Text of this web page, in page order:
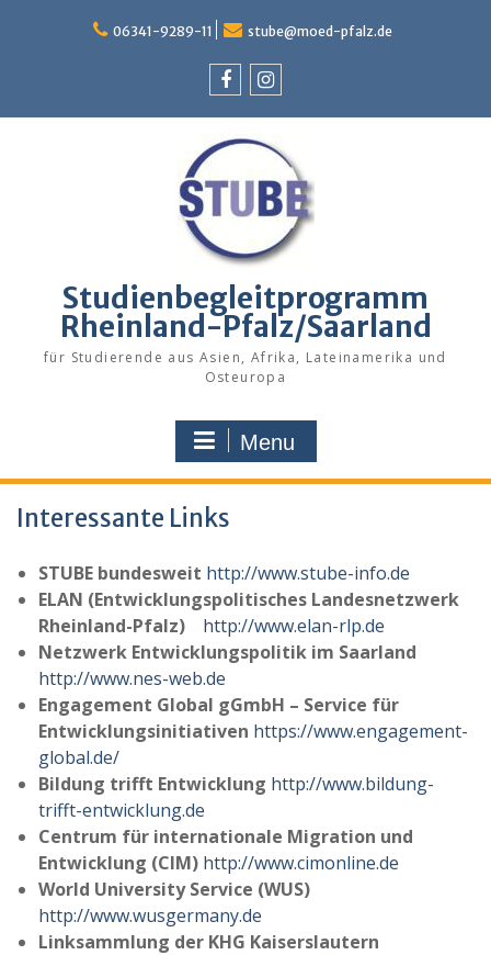
06341-9289-11 stube@moed-pfalz.de
Studienbegleitprogramm
Rheinland-Pfalz/Saarland
für Studierende aus Asien, Afrika, Lateinamerika und
Osteuropa
Menu
Interessante Links
STUBE bundesweit http://www.stube-info.de
ELAN (Entwicklungspolitisches Landesnetzwerk
Rheinland-Pfalz)
http://www.elan-rlp.de
Netzwerk Entwicklungspolitik im Saarland
http://www.nes-web.de
Engagement Global gGmbH – Service für
Entwicklungsinitiativen https://www.engagement-
global.de/
Bildung trifft Entwicklung http://www.bildung-
trifft-entwicklung.de
Centrum für internationale Migration und
Entwicklung (CIM) http://www.cimonline.de
World University Service (WUS)
http://www.wusgermany.de
Linksammlung der KHG Kaiserslautern